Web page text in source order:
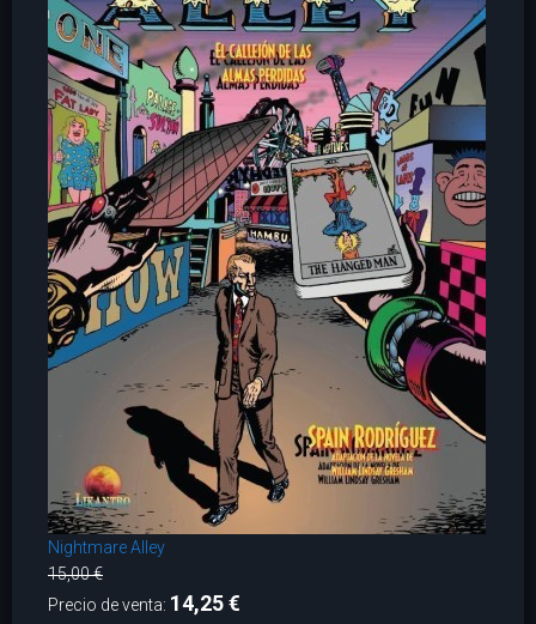
Nightmare Alley
15,00 €
Precio de venta: 14,25 €